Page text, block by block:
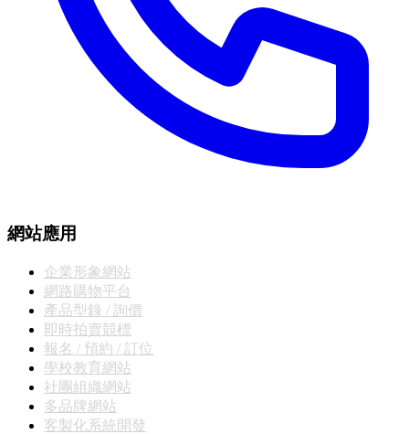
網站應用
企業形象網站
網路購物平台
產品型錄 / 詢價
即時拍賣競標
報名 / 預約 / 訂位
學校教育網站
社團組織網站
多品牌網站
客製化系統開發